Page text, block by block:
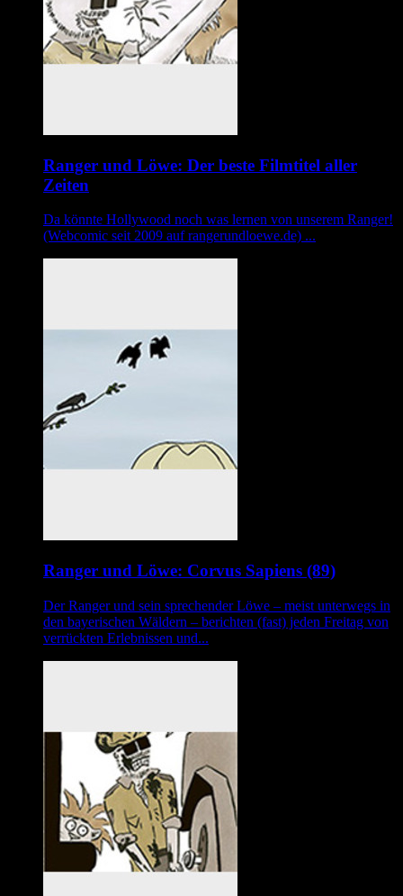
Ranger und Löwe: Der beste Filmtitel aller
Zeiten
Da könnte Hollywood noch was lernen von unserem Ranger!
(Webcomic seit 2009 auf rangerundloewe.de) ...
Ranger und Löwe: Corvus Sapiens (89)
Der Ranger und sein sprechender Löwe – meist unterwegs in
den bayerischen Wäldern – berichten (fast) jeden Freitag von
verrückten Erlebnissen und...